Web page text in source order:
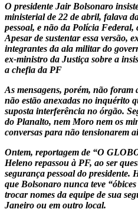
O presidente Jair Bolsonaro
ministerial de 22 de abril, falava
pessoal, e não da Polícia Federal,
Apesar de sustentar essa versão,
integrantes da ala militar do
ex-ministro da Justiça sobre a
a chefia da PF
As mensagens, porém, não foram
não estão anexadas no inquérito
suposta interferência no órgão.
do Planalto, nem Moro nem os
conversas para não tensionarem
Ontem, reportagem de “O
Heleno repassou à PF, ao ser
segurança pessoal do presidente.
que Bolsonaro nunca teve
trocar nomes da equipe de sua
Janeiro ou em outro local.